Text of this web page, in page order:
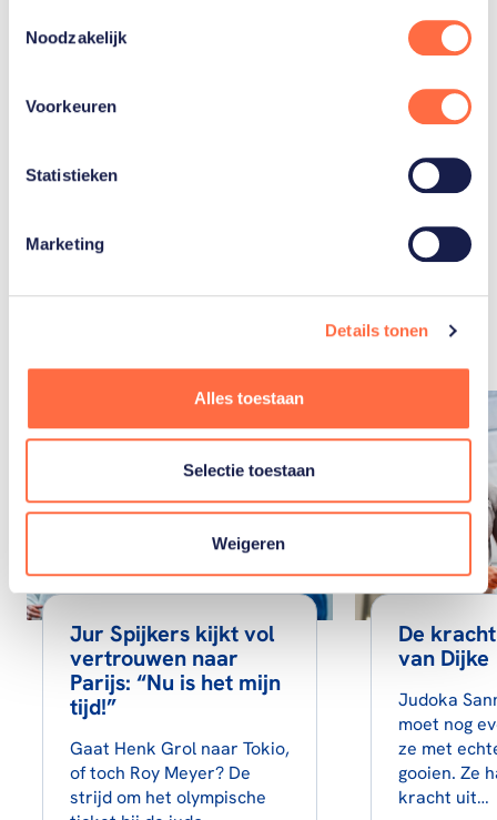
Noodzakelijk
Voorkeuren
Statistieken
Marketing
Details tonen
Alles toestaan
Selectie toestaan
Weigeren
Jur Spijkers kijkt vol
vertrouwen naar
Parijs: “Nu is het mijn
tijd!”
Gaat Henk Grol naar Tokio,
of toch Roy Meyer? De
strijd om het olympische
De
van Dijke
Judoka
moet nog
ze met
gooien. Ze
kracht uit…